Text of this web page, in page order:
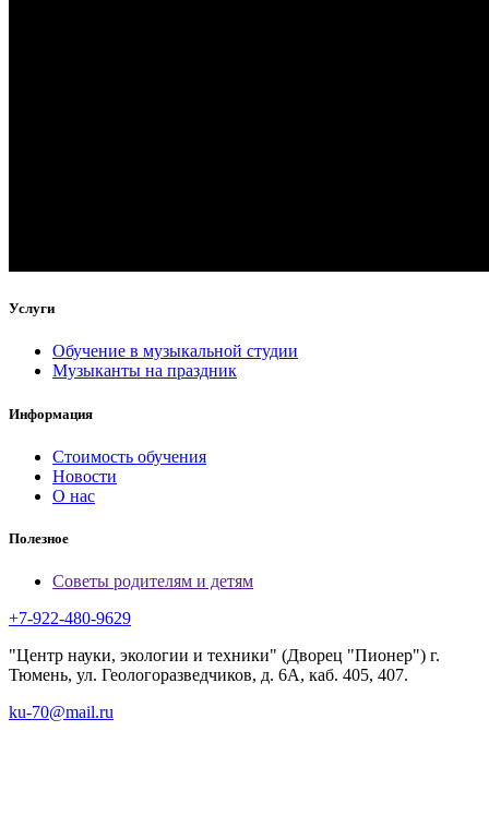
Услуги
Обучение в музыкальной студии
Музыканты на праздник
Информация
Стоимость обучения
Новости
О нас
Полезное
Советы родителям и детям
+7-922-480-9629
"Центр науки, экологии и техники" (Дворец "Пионер") г.
Тюмень, ул. Геологоразведчиков, д. 6А, каб. 405, 407.
ku-70@mail.ru